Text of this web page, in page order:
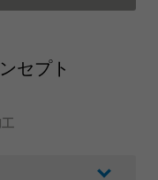
セプト